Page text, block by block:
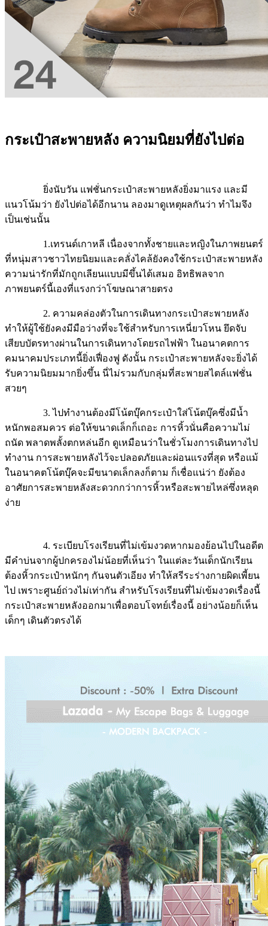
กระเป๋าสะพายหลัง ความนิยมที่ยังไปต่อ
ยิ่งนับวัน แฟชั่นกระเป๋าสะพายหลังยิ่งมาแรง และมี
แนวโน้มว่า ยังไปต่อได้อีกนาน ลองมาดูเหตุผลกันว่า ทำไมจึง
เป็นเช่นนั้น
1.เทรนด์เกาหลี เนื่องจากทั้งชายและหญิงในภาพยนตร์
ที่หนุ่มสาวชาวไทยนิยมและคลั่งไคล้ยังคงใช้กระเป๋าสะพายหลัง
ความน่ารักที่มักถูกเลียนแบบมีขึ้นได้เสมอ อิทธิพลจาก
ภาพยนตร์นี้เองที่แรงกว่าโฆษณาสายตรง
2. ความคล่องตัวในการเดินทางกระเป๋าสะพายหลัง
ทำให้ผู้ใช้ยังคงมีมือว่างที่จะใช้สำหรับการเหนี่ยวโหน ยึดจับ
เสียบบัตรทางผ่านในการเดินทางโดยรถไฟฟ้า ในอนาคตการ
คมนาคมประเภทนี้ยิ่งเฟื่องฟู ดังนั้น กระเป๋าสะพายหลังจะยิ่งได้
รับความนิยมมากยิ่งขึ้น นี่ไม่รวมกับกลุ่มที่สะพายสไตล์แฟชั่น
สวยๆ
3. ไปทำงานต้องมีโน้ตบุ๊คกระเป๋าใส่โน้ตบุ๊คซึ่งมีน้ำ
หนักพอสมควร ต่อให้ขนาดเล็กก็เถอะ การหิ้วนั่นคือความไม่
ถนัด พลาดพลั้งตกหล่นอีก ดูเหมือนว่าในชั่วโมงการเดินทางไป
ทำงาน การสะพายหลังไว้จะปลอดภัยและผ่อนแรงที่สุด หรือแม้
ในอนาคตโน้ตบุ๊คจะมีขนาดเล็กลงก็ตาม ก็เชื่อแน่ว่า ยังต้อง
อาศัยการสะพายหลังสะดวกกว่าการหิ้วหรือสะพายไหล่ซึ่งหลุด
ง่าย
4. ระเบียบโรงเรียนที่ไม่เข้มงวดหากมองย้อนไปในอดีต
มีคำบ่นจากผู้ปกครองไม่น้อยที่เห็นว่า ในแต่ละวันเด็กนักเรียน
ต้องหิ้วกระเป๋าหนักๆ กันจนตัวเอียง ทำให้สรีระร่างกายผิดเพี้ยน
ไป เพราะศูนย์ถ่วงไม่เท่ากัน สำหรับโรงเรียนที่ไม่เข้มงวดเรื่องนี้
กระเป๋าสะพายหลังออกมาเพื่อตอบโจทย์เรื่องนี้ อย่างน้อยก็เห็น
เด็กๆ เดินตัวตรงได้